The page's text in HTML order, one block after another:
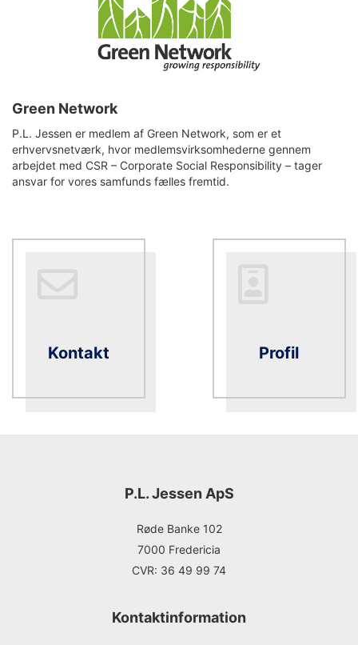
Green Network
P.L. Jessen er medlem af Green Network, som er et
erhvervsnetværk, hvor medlemsvirksomhederne gennem
arbejdet med CSR – Corporate Social Responsibility – tager
ansvar for vores samfunds fælles fremtid.
Kontakt Profil
P.L. Jessen ApS
Røde Banke 102
7000 Fredericia
CVR: 36 49 99 74
Kontaktinformation